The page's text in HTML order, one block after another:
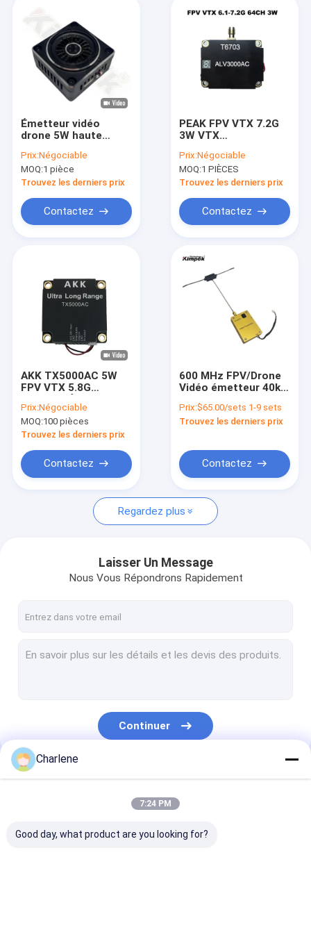
A propos de nous
Visite d'usine
Contact
Demande de soumission
Émetteur de vidéo de FPV
Radio maillée IP
Émetteur visuel de COFDM
Émetteur vidéo
drone 5W haute
Transmission
d'image FPV 9CH
25mW 5000mW FPV
Prix:Négociable
MOQ:1 pièce
Trouvez les derniers prix
Contactez
PEAK FPV VTX 7.2G
3W VTX
d'image longue
portée 7.2G 3000mW
Émetteur vidéo pour
Prix:Négociable
MOQ:1 PIÈCES
Trouvez les derniers prix
Contactez
AKK TX5000AC 5W
FPV VTX 5.8G
Vidéo Drone 4.9G-6G
96CH
Prix:Négociable
MOQ:100 pièces
Trouvez les derniers prix
Contactez
600 MHz FPV/Drone
Vidéo émetteur 40km
vidéo sans fil avec 8
canaux Ultra Longue
Prix:$65.00/sets 1-9 sets
Trouvez les derniers prix
Contactez
Regardez plus
Laisser Un Message
Nous Vous Répondrons Rapidement
Continuer
Nos Catégories
Charlene
7:24 PM
Good day, what product are you looking for?